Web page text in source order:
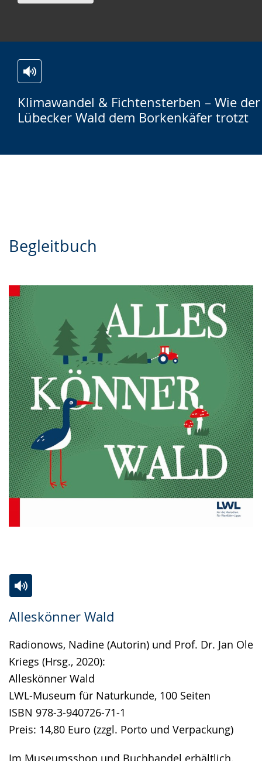
Klimawandel & Fichtensterben – Wie der
Lübecker Wald dem Borkenkäfer trotzt
Leichten
Sprache
Audio-
Unterstützung.
Video
in
Gebärdensprache
Begleitbuch
Alleskönner Wald
Leichten
Sprache
wechseln.
Audio-
Unterstützung.
Video
in
Deutscher
Gebärdensprache
wird
angezeigt.
Radionows, Nadine (Autorin) und Prof. Dr. Jan Ole
Kriegs (Hrsg., 2020):
Alleskönner Wald
LWL-Museum für Naturkunde, 100 Seiten
ISBN 978-3-940726-71-1
Preis: 14,80 Euro (zzgl. Porto und Verpackung)